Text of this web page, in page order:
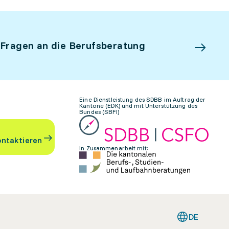
an die Berufsberatung
Eine Dienstleistung des SDBB im Auftrag der
Kantone (EDK) und mit Unterstützung des
Bundes (SBFI)
In Zusammenarbeit mit:
DE